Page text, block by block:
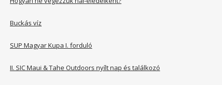
Buckás víz
SUP Magyar Kupa I. forduló
II. SIC Maui & Tahe Outdoors nyílt nap és találkozó